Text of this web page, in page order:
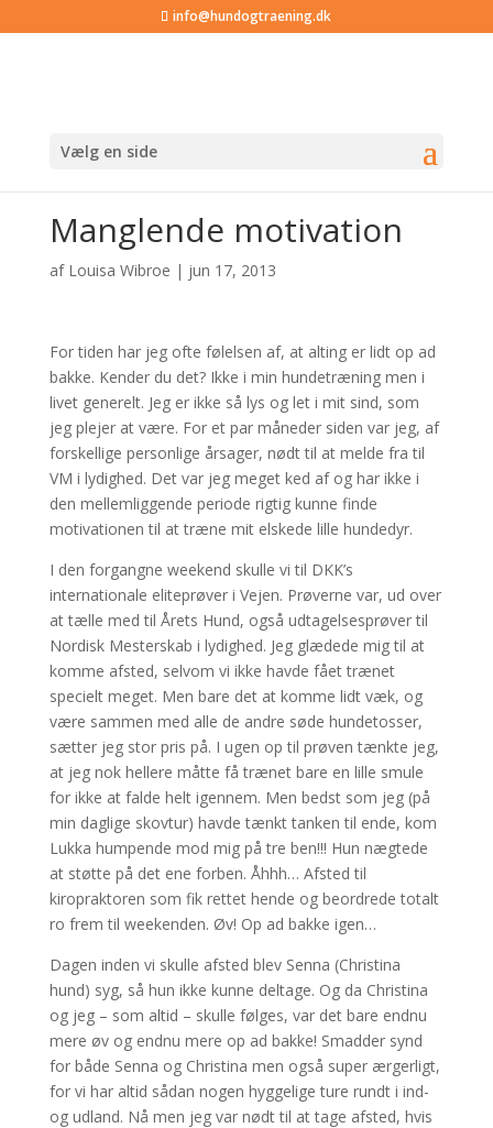
info@hundogtraening.dk
Vælg en side
Manglende motivation
af Louisa Wibroe | jun 17, 2013
For tiden har jeg ofte følelsen af, at alting er lidt op ad
bakke. Kender du det? Ikke i min hundetræning men i
livet generelt. Jeg er ikke så lys og let i mit sind, som
jeg plejer at være. For et par måneder siden var jeg, af
forskellige personlige årsager, nødt til at melde fra til
VM i lydighed. Det var jeg meget ked af og har ikke i
den mellemliggende periode rigtig kunne finde
motivationen til at træne mit elskede lille hundedyr.
I den forgangne weekend skulle vi til DKK’s
internationale eliteprøver i Vejen. Prøverne var, ud over
at tælle med til Årets Hund, også udtagelsesprøver til
Nordisk Mesterskab i lydighed. Jeg glædede mig til at
komme afsted, selvom vi ikke havde fået trænet
specielt meget. Men bare det at komme lidt væk, og
være sammen med alle de andre søde hundetosser,
sætter jeg stor pris på. I ugen op til prøven tænkte jeg,
at jeg nok hellere måtte få trænet bare en lille smule
for ikke at falde helt igennem. Men bedst som jeg (på
min daglige skovtur) havde tænkt tanken til ende, kom
Lukka humpende mod mig på tre ben!!! Hun nægtede
at støtte på det ene forben. Åhhh… Afsted til
kiropraktoren som fik rettet hende og beordrede totalt
ro frem til weekenden. Øv! Op ad bakke igen…
Dagen inden vi skulle afsted blev Senna (Christina
hund) syg, så hun ikke kunne deltage. Og da Christina
og jeg – som altid – skulle følges, var det bare endnu
mere øv og endnu mere op ad bakke! Smadder synd
for både Senna og Christina men også super ærgerligt,
for vi har altid sådan nogen hyggelige ture rundt i ind-
og udland. Nå men jeg var nødt til at tage afsted, hvis